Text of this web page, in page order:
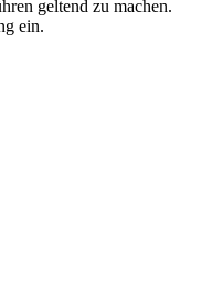
geltend zu machen.
ein.